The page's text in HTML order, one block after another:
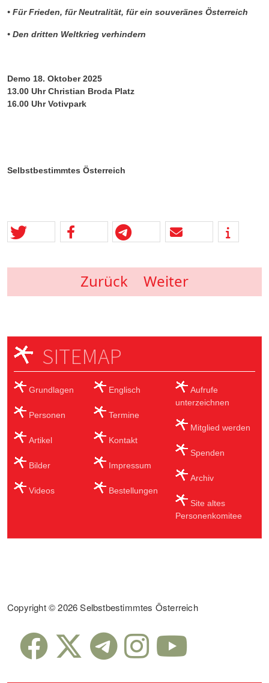
• Für Frieden, für Neutralität, für ein souveränes Österreich
• Den dritten Weltkrieg verhindern
Demo 18. Oktober 2025
13.00 Uhr Christian Broda Platz
16.00 Uhr Votivpark
Selbstbestimmtes Österreich
Zurück Weiter
SITEMAP
Grundlagen
Personen
Artikel
Bilder
Videos
Englisch
Termine
Kontakt
Impressum
Bestellungen
Aufrufe
unterzeichnen
Mitglied werden
Spenden
Archiv
Site altes
Personenkomitee
Copyright © 2026 Selbstbestimmtes Österreich